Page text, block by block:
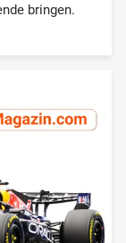
bringen.